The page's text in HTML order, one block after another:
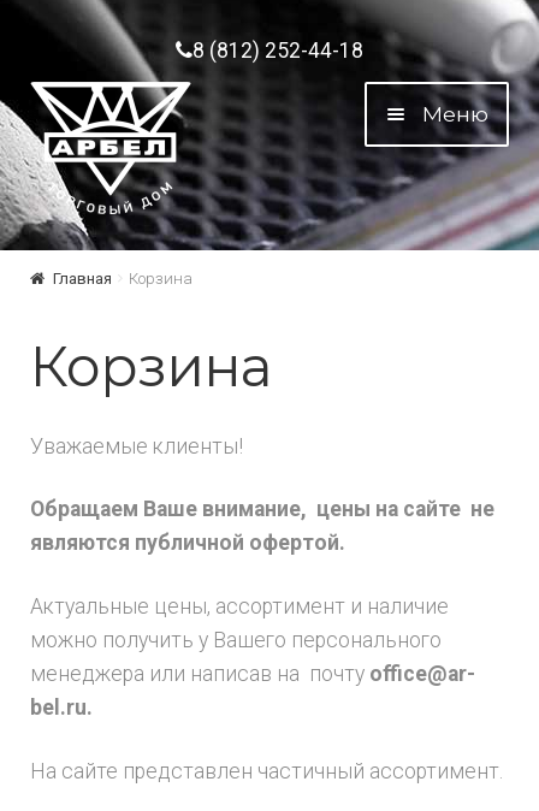
Перейти к навигации
Перейти к содержимому8 (812) 252-44-18
Меню
Главная Корзина
Корзина
Уважаемые клиенты!
Обращаем Ваше внимание, цены на сайте не
являются публичной офертой.
Актуальные цены, ассортимент и наличие
можно получить у Вашего персонального
менеджера или написав на почту office@ar-
bel.ru.
На сайте представлен частичный ассортимент.